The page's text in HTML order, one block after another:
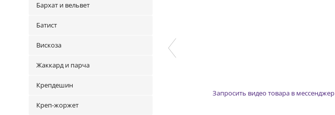
Бархат и вельвет
Батист
Вискоза
Жаккард и парча
Крепдешин
Креп-жоржет
Запросить видео товара в мессенджер